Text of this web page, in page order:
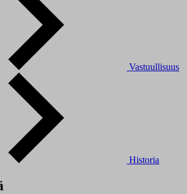
Vastuullisuus
Historia